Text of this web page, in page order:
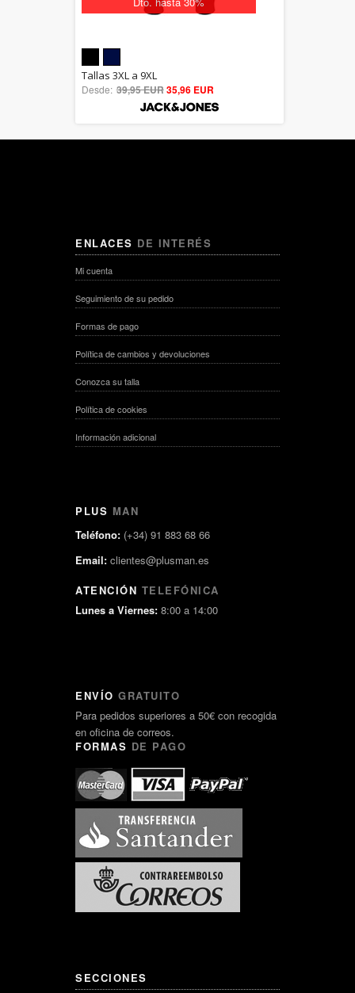
5.00
out of 5
Tallas 3XL a 9XL
Desde: 39,95 EUR35,96 EUR
ENLACES DE INTERÉS
Mi cuenta
Seguimiento de su pedido
Formas de pago
Política de cambios y devoluciones
Conozca su talla
Política de cookies
Información adicional
PLUS MAN
Teléfono: (+34) 91 883 68 66
Email: clientes@plusman.es
ATENCIÓN TELEFÓNICA
Lunes a Viernes: 8:00 a 14:00
ENVÍO GRATUITO
Para pedidos superiores a 50€ con recogida
en oficina de correos.
FORMAS DE PAGO
SECCIONES